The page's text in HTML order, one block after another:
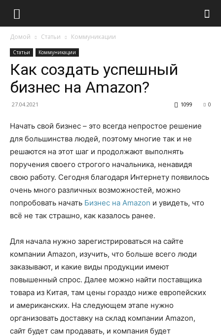
Домой Статьи Коммуникации
Статьи Коммуникации
Как создать успешный
бизнес на Amazon?
27.04.2021 0
1099
Начать свой бизнес – это всегда непростое решение
для большинства людей, поэтому многие так и не
решаются на этот шаг и продолжают выполнять
поручения своего строгого начальника, ненавидя
свою работу. Сегодня благодаря Интернету появилось
очень много различных возможностей, можно
попробовать начать Бизнес на Amazon и увидеть, что
всё не так страшно, как казалось ранее.
Для начала нужно зарегистрироваться на сайте
компании Amazon, изучить, что больше всего люди
заказывают, и какие виды продукции имеют
повышенный спрос. Далее можно найти поставщика
товара из Китая, там цены гораздо ниже европейских
и американских. На следующем этапе нужно
организовать доставку на склад компании Amazon,
сайт будет сам продавать, и компания будет